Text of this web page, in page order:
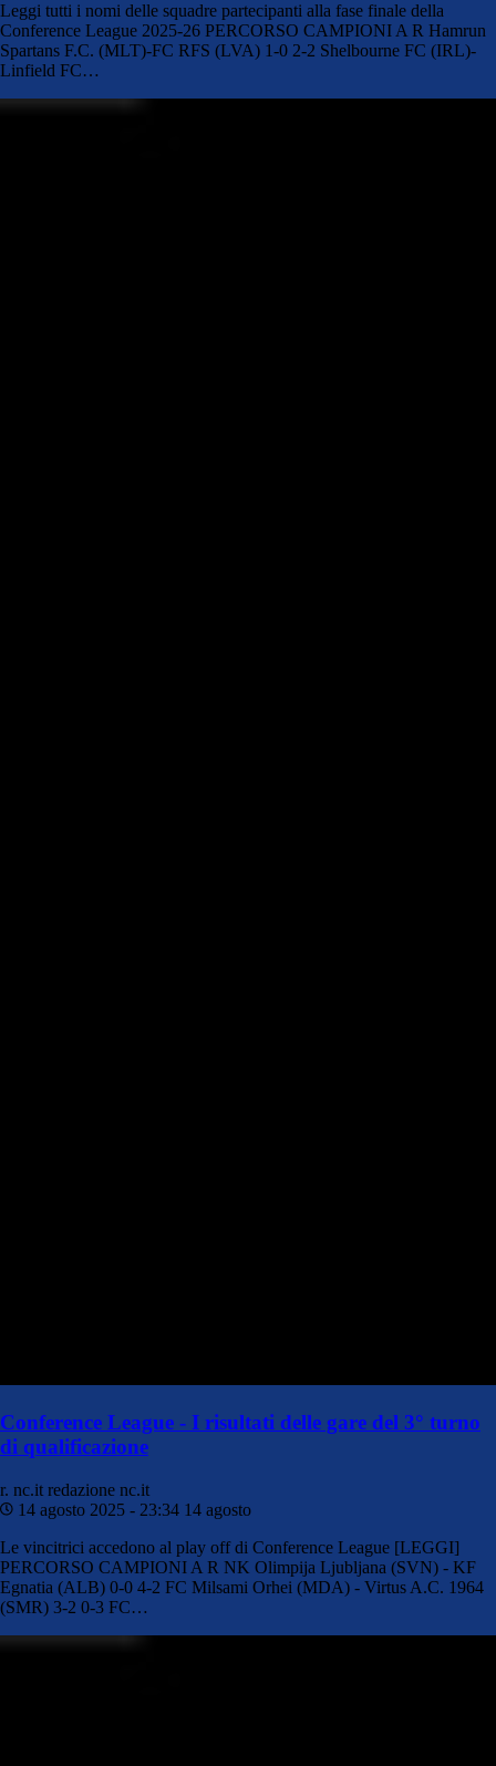
Leggi tutti i nomi delle squadre partecipanti alla fase finale della
Conference League 2025-26 PERCORSO CAMPIONI A R Hamrun
Spartans F.C. (MLT)-FC RFS (LVA) 1-0 2-2 Shelbourne FC (IRL)-
Linfield FC…
Conference League - I risultati delle gare del 3° turno
di qualificazione
r. nc.it redazione nc.it
14 agosto 2025 - 23:34 14 agosto
Le vincitrici accedono al play off di Conference League [LEGGI]
PERCORSO CAMPIONI A R NK Olimpija Ljubljana (SVN) - KF
Egnatia (ALB) 0-0 4-2 FC Milsami Orhei (MDA) - Virtus A.C. 1964
(SMR) 3-2 0-3 FC…